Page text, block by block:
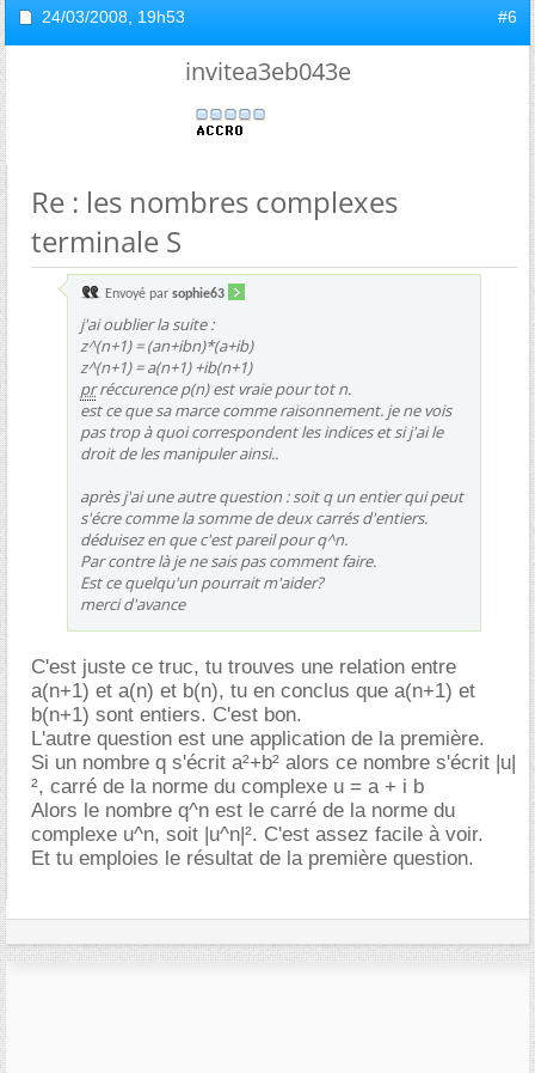
24/03/2008, 19h53 #6
invitea3eb043e
Re : les nombres complexes
terminale S
Envoyé par sophie63
j'ai oublier la suite :
z^(n+1) = (an+ibn)*(a+ib)
z^(n+1) = a(n+1) +ib(n+1)
prréccurence p(n) est vraie pour tot n.
est ce que sa marce comme raisonnement. je ne vois
pas trop à quoi correspondent les indices et si j'ai le
droit de les manipuler ainsi..
après j'ai une autre question : soit q un entier qui peut
s'écre comme la somme de deux carrés d'entiers.
déduisez en que c'est pareil pour q^n.
Par contre là je ne sais pas comment faire.
Est ce quelqu'un pourrait m'aider?
merci d'avance
C'est juste ce truc, tu trouves une relation entre
a(n+1) et a(n) et b(n), tu en conclus que a(n+1) et
b(n+1) sont entiers. C'est bon.
L'autre question est une application de la première.
Si un nombre q s'écrit a²+b² alors ce nombre s'écrit |u|
², carré de la norme du complexe u = a + i b
Alors le nombre q^n est le carré de la norme du
complexe u^n, soit |u^n|². C'est assez facile à voir.
Et tu emploies le résultat de la première question.